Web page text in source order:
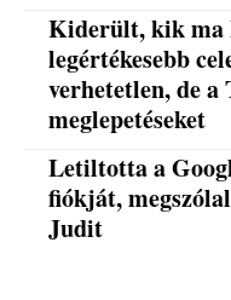
Kiderült, kik ma
legértékesebb
verhetetlen, de
meglepetéseket
Letiltotta a
fiókját,
Judit